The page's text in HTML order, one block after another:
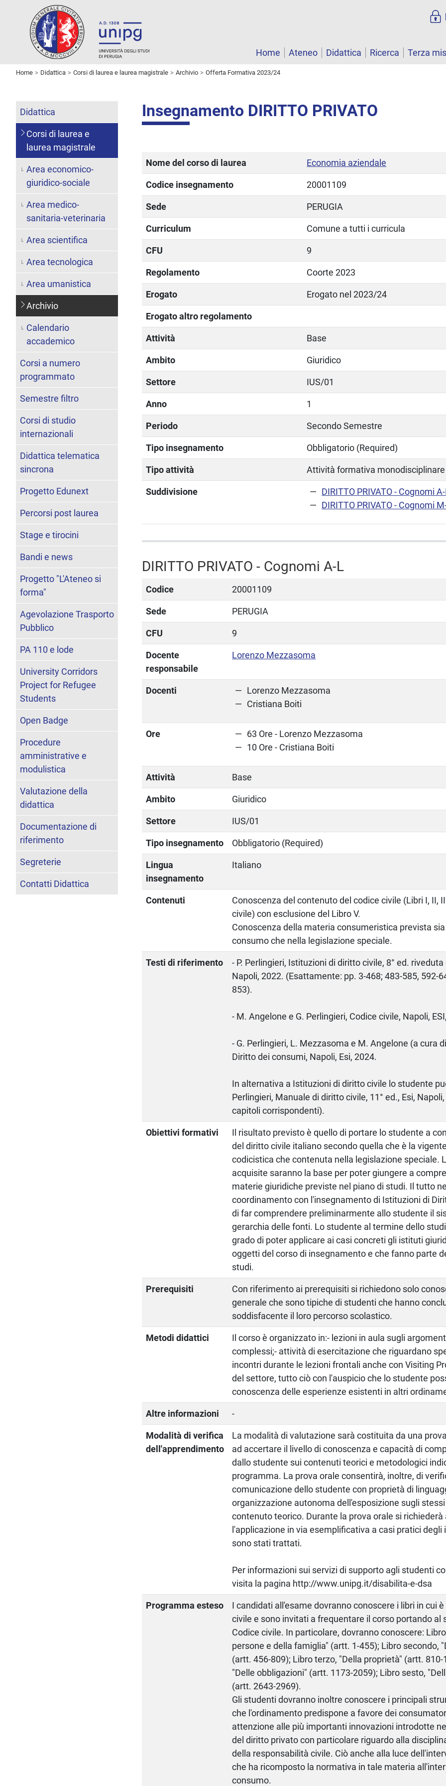
Home Ateneo Didattica Ricerca Terza
Home Didattica Corsi di laurea e laurea magistrale Archivio Offerta Formativa 2023/24
Insegnamento DIRITTO PRIVATO
Nome del corso di laurea Economia aziendale
Codice insegnamento 20001109
Sede PERUGIA
Curriculum Comune a tutti i curricula
CFU 9
Regolamento Coorte 2023
Erogato Erogato nel 2023/24
Erogato altro regolamento
Attività Base
Ambito Giuridico
Settore IUS/01
Anno 1
Periodo Secondo Semestre
Tipo insegnamento Obbligatorio (Required)
Tipo attività Attività formativa monodisciplinare
Suddivisione
DIRITTO PRIVATO - Cognomi
DIRITTO PRIVATO - Cognomi
DIRITTO PRIVATO - Cognomi A-L
Codice 20001109
Sede PERUGIA
CFU 9
Docente
responsabile
Lorenzo Mezzasoma
Docenti
Lorenzo Mezzasoma
Cristiana Boiti
Ore
63 Ore - Lorenzo Mezzasoma
10 Ore - Cristiana Boiti
Attività Base
Ambito Giuridico
Settore IUS/01
Tipo insegnamento Obbligatorio (Required)
Lingua
insegnamento
Italiano
Contenuti
Conoscenza del contenuto del codice civile (Libri I, II,
civile) con esclusione del Libro V.
Conoscenza della materia consumeristica prevista
consumo che nella legislazione speciale.
Testi di riferimento
- P. Perlingieri, Istituzioni di diritto civile, 8° ed.
Napoli, 2022. (Esattamente: pp. 3-468; 483-585, 592-
853).
- M. Angelone e G. Perlingieri, Codice civile, Napoli,
- G. Perlingieri, L. Mezzasoma e M. Angelone (a cura
Diritto dei consumi, Napoli, Esi, 2024.
In alternativa a Istituzioni di diritto civile lo studente
Perlingieri, Manuale di diritto civile, 11° ed., Esi,
capitoli corrispondenti).
Obiettivi formativi
Il risultato previsto è quello di portare lo studente a
del diritto civile italiano secondo quella che è la
codicistica che contenuta nella legislazione speciale.
acquisite saranno la base per poter giungere a
materie giuridiche previste nel piano di studi. Il tutto
coordinamento con l'insegnamento di Istituzioni di
di far comprendere preliminarmente allo studente il
gerarchia delle fonti. Lo studente al termine dello
grado di poter applicare ai casi concreti gli istituti
oggetti del corso di insegnamento e che fanno parte
studi.
Prerequisiti
Con riferimento ai prerequisiti si richiedono solo
generale che sono tipiche di studenti che hanno
soddisfacente il loro percorso scolastico.
Metodi didattici
Il corso è organizzato in:- lezioni in aula sugli
complessi;- attività di esercitazione che riguardano
incontri durante le lezioni frontali anche con Visiting
del settore, tutto ciò con l'auspicio che lo studente
conoscenza delle esperienze esistenti in altri
Altre informazioni -
Modalità di verifica
dell'apprendimento
La modalità di valutazione sarà costituita da una
ad accertare il livello di conoscenza e capacità di
dallo studente sui contenuti teorici e metodologici
programma. La prova orale consentirà, inoltre, di
comunicazione dello studente con proprietà di
organizzazione autonoma dell'esposizione sugli
contenuto teorico. Durante la prova orale si
l'applicazione in via esemplificativa a casi pratici
sono stati trattati.
Per informazioni sui servizi di supporto agli studenti
visita la pagina http://www.unipg.it/disabilita-e-dsa
Programma esteso
I candidati all'esame dovranno conoscere i libri in cui
civile e sono invitati a frequentare il corso portando al
Codice civile. In particolare, dovranno conoscere:
persone e della famiglia" (artt. 1-455); Libro secondo,
(artt. 456-809); Libro terzo, "Della proprietà" (artt.
"Delle obbligazioni" (artt. 1173-2059); Libro sesto,
(artt. 2643-2969).
Gli studenti dovranno inoltre conoscere i principali
che l'ordinamento predispone a favore dei
attenzione alle più importanti innovazioni introdotte
del diritto privato con particolare riguardo alla
della responsabilità civile. Ciò anche alla luce
che ha ricomposto la normativa in tale materia
consumo.
Didattica
Corsi di laurea e
laurea magistrale
Area economico-
giuridico-sociale
Area medico-
sanitaria-veterinaria
Area scientifica
Area tecnologica
Area umanistica
Archivio
Calendario
accademico
Corsi a numero
programmato
Semestre filtro
Corsi di studio
internazionali
Didattica telematica
sincrona
Progetto Edunext
Percorsi post laurea
Stage e tirocini
Bandi e news
Progetto "L'Ateneo si
forma"
Agevolazione Trasporto
Pubblico
PA 110 e lode
University Corridors
Project for Refugee
Students
Open Badge
Procedure
amministrative e
modulistica
Valutazione della
didattica
Documentazione di
riferimento
Segreterie
Contatti Didattica